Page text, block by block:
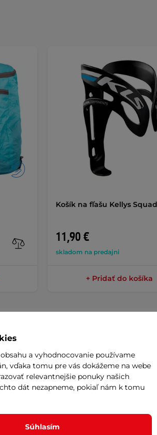
Košík na fľašu Kellys Squad
11,90 €
skladom na predajni
+ Pridať do košíka
pri výletoch do
k spodnej strane
pripevniť na
Návod
a vyhodnocovanie používame
vďaka tomu pre vás dokážeme na webe
relevantnejšie ponuky našich
dát nezapneme, pokiaľ nám k tomu
Súhlasím